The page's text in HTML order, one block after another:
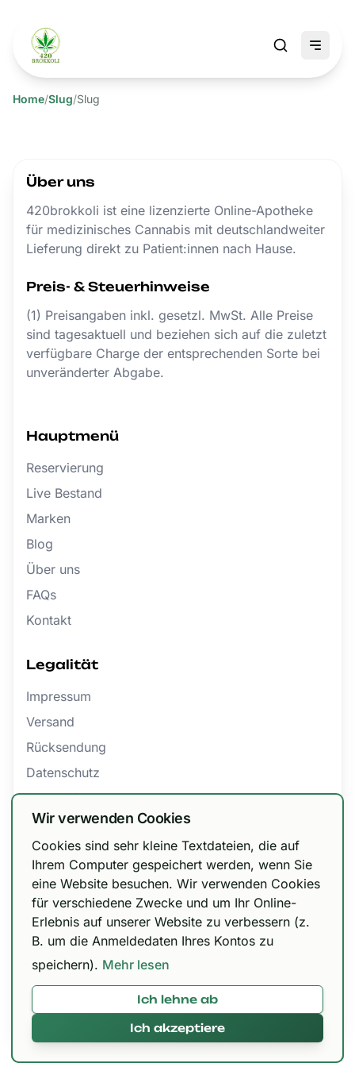
Home/Slug/Slug
Über uns
420brokkoli ist eine lizenzierte Online-Apotheke
für medizinisches Cannabis mit deutschlandweiter
Lieferung direkt zu Patient:innen nach Hause.
Preis- & Steuerhinweise
(1) Preisangaben inkl. gesetzl. MwSt. Alle Preise
sind tagesaktuell und beziehen sich auf die zuletzt
verfügbare Charge der entsprechenden Sorte bei
unveränderter Abgabe.
Hauptmenü
Reservierung
Live Bestand
Marken
Blog
Über uns
FAQs
Kontakt
Legalität
Impressum
Versand
Rücksendung
Datenschutz
Barrierefreiheit
AGB
Bestellung widerrufen
Zertifizierungen
Mit 🌱 in Paderborn gemacht © 2026,420brokkoli.de
Wir haben unsere Versandoptionen
angepasst!
DHL Paket 6,99 € / kostenfrei ab 150 €, Urbify
11,99 € / kostenfrei ab 300 € und DHL Express
Wir verwenden Cookies
Cookies sind sehr kleine Textdateien, die auf
Ihrem Computer gespeichert werden, wenn Sie
eine Website besuchen. Wir verwenden Cookies
für verschiedene Zwecke und um Ihr Online-
Erlebnis auf unserer Website zu verbessern (z.
B. um die Anmeldedaten Ihres Kontos zu
speichern). Mehr lesen
Ich lehne ab
Ich akzeptiere